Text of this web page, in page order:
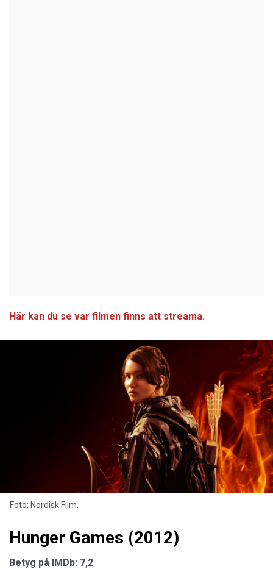
Här kan du se var filmen finns att streama.
Foto: Nordisk Film.
Hunger Games (2012)
Betyg på IMDb: 7,2